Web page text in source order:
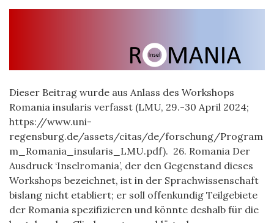
Dieser Beitrag wurde aus Anlass des Workshops
Romania insularis verfasst (LMU, 29.-30 April 2024;
https://www.uni-
regensburg.de/assets/citas/de/forschung/Program
m_Romania_insularis_LMU.pdf). 26. Romania Der
Ausdruck ‘Inselromania’, der den Gegenstand dieses
Workshops bezeichnet, ist in der Sprachwissenschaft
bislang nicht etabliert; er soll offenkundig Teilgebiete
der Romania spezifizieren und könnte deshalb für die